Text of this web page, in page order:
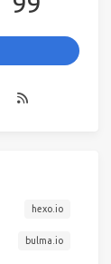
hexo.io
bulma.io